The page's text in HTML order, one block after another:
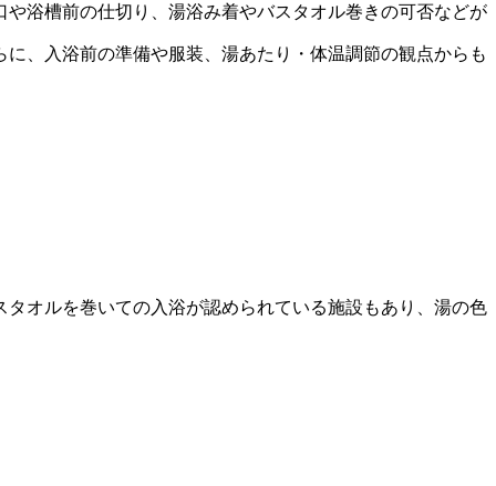
浴槽前の仕切り、湯浴み着やバスタオル巻きの可否などが
、入浴前の準備や服装、湯あたり・体温調節の観点からも
オルを巻いての入浴が認められている施設もあり、湯の色